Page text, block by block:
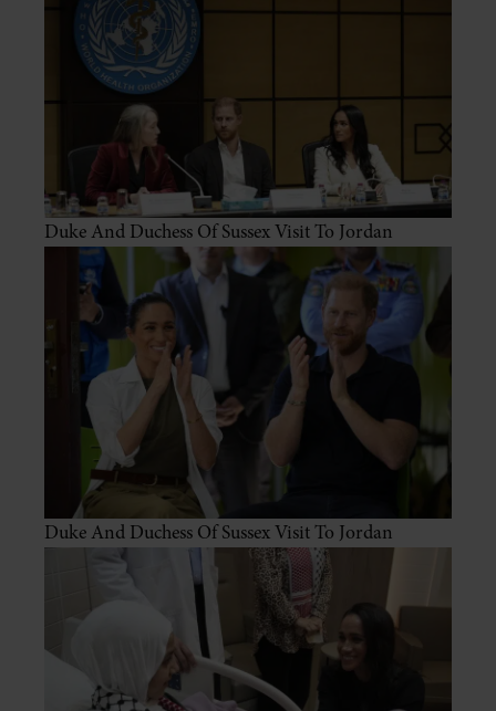
Duke And Duchess Of Sussex Visit To Jordan
Duke And Duchess Of Sussex Visit To Jordan